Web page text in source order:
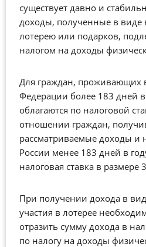
существует давно и
доходы, полученные в
лотерею или подарков,
налогом на доходы
Для граждан, проживающих
Федерации более 183 дней
облагаются по налоговой
отношении граждан,
рассматриваемые доходы и
России менее 183 дней в
налоговая ставка в размере
При получении дохода в
участия в лотерее
отразить сумму дохода в
по налогу на доходы